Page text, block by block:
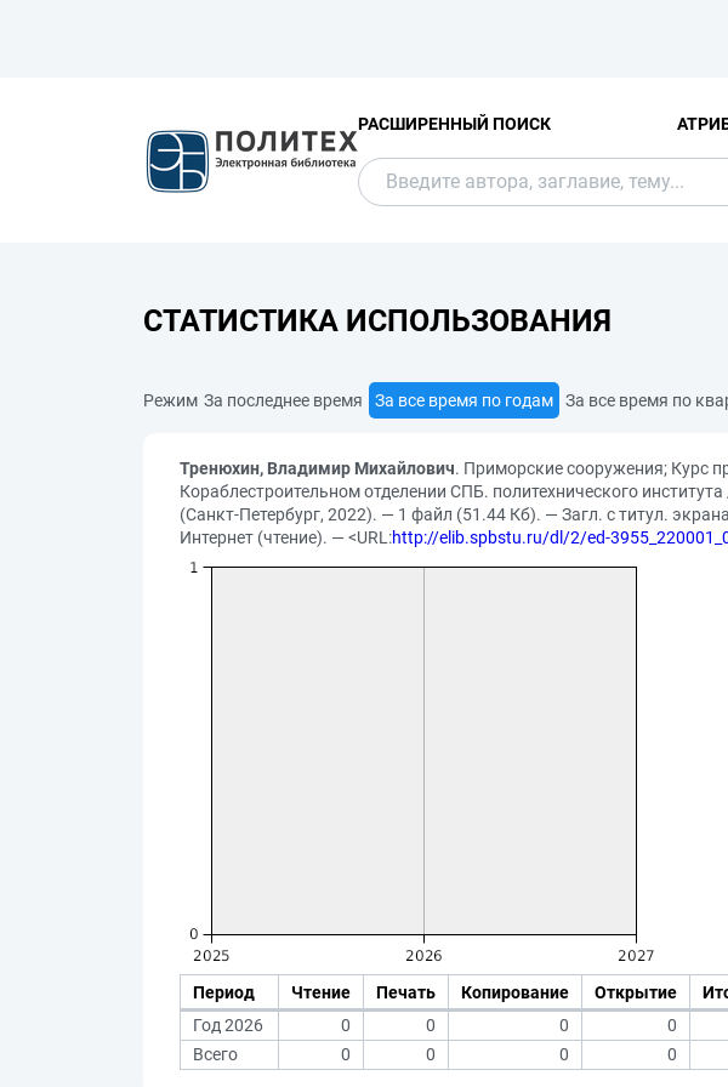
РАСШИРЕННЫЙ ПОИСК
СТАТИСТИКА ИСПОЛЬЗОВАНИЯ
Режим За последнее время За все время по годам За все время по
Тренюхин, Владимир Михайлович. Приморские сооружения; Курс
Кораблестроительном отделении СПБ. политехнического
(Санкт-Петербург, 2022). — 1 файл (51.44 Кб). — Загл. с титул.
Интернет (чтение). — <URL:http://elib.spbstu.ru/dl/2/ed-
Период Чтение Печать Копирование Открытие
Год 2026
0 0 0 0
Всего
0 0 0 0